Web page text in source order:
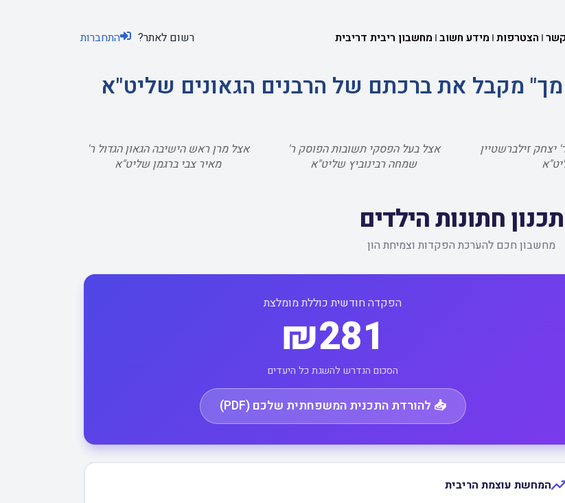
הצטרפות מידע חשוב מחשבון ריבית דריבית רשום לאתר? התחברות
מקבל את ברכתם של הרבנים הגאונים שליט"א
יצחק זילברשטיין
אצל בעל הפסקי תשובות הפוסק ר'
שמחה רבינוביץ שליט"א
אצל מרן ראש הישיבה הגאון הגדול ר'
מאיר צבי ברגמן שליט"א
תכנון חתונות הילדים
מחשבון חכם להערכת הפקדות וצמיחת הון
הפקדה חודשית כוללת מומלצת
₪281
הסכום הנדרש להשגת כל היעדים
📥 להורדת התכנית המשפחתית שלכם (PDF)
המחשת עוצמת הריבית